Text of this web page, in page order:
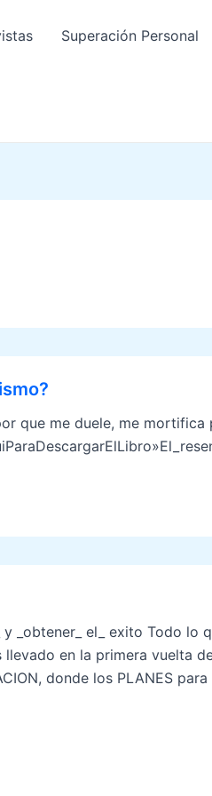
Superación Personal
que me duele, me mortifica
_obtener_ el_ exito Todo lo
en la primera vuelta
donde los PLANES